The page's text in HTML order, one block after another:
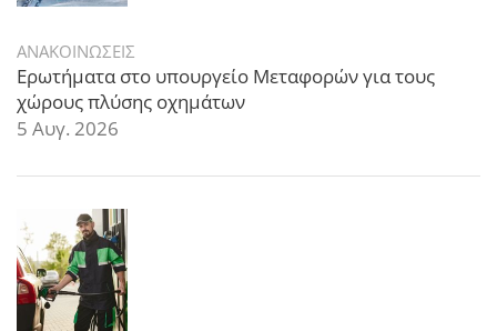
ΑΝΑΚΟΙΝΩΣΕΙΣ
Ερωτήματα στο υπουργείο Μεταφορών για τους
χώρους πλύσης οχημάτων
5 Αυγ. 2026